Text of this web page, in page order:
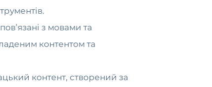
з мовами та
контентом та
контент, створений за